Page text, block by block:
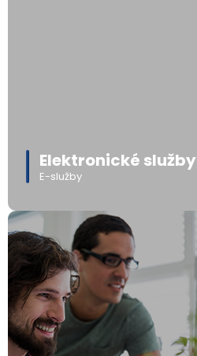
Elektronické služby
E-služby